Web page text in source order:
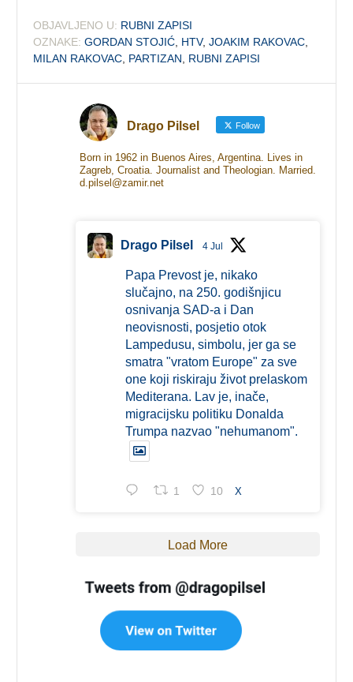
OBJAVLJENO U: RUBNI ZAPISI
OZNAKE: GORDAN STOJIĆ HTV,JOAKIM RAKOVAC
MILAN RAKOVAC PARTIZAN RUBNI ZAPISI
Drago Pilsel Follow
Born in 1962 in Buenos Aires, Argentina. Lives in
Zagreb, Croatia. Journalist and Theologian. Married.
d.pilsel@zamir.net
Drago Pilsel 4 Jul
Papa Prevost je, nikako
slučajno, na 250. godišnjicu
osnivanja SAD-a i Dan
neovisnosti, posjetio otok
Lampedusu, simbolu, jer ga se
smatra "vratom Europe" za sve
one koji riskiraju život prelaskom
Mediterana. Lav je, inače,
migracijsku politiku Donalda
Trumpa nazvao "nehumanom".
1 10 X
Load More